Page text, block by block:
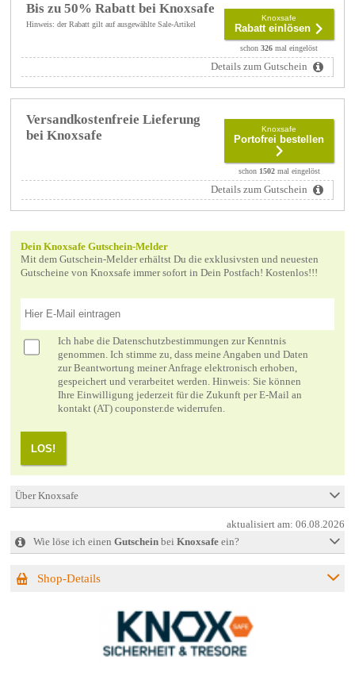
Bis zu 50% Rabatt bei Knoxsafe
Hinweis: der Rabatt gilt auf ausgewählte Sale-Artikel
Knoxsafe
Rabatt einlösen
schon326 mal eingelöst
Details zum Gutschein
Versandkostenfreie Lieferung
bei Knoxsafe
Knoxsafe
Portofrei bestellen
schon 1502mal eingelöst
Details zum Gutschein
Dein Knoxsafe Gutschein-Melder
Mit dem Gutschein-Melder erhältst Du die exklusivsten und neuesten
Gutscheine von Knoxsafe immer sofort in Dein Postfach! Kostenlos!!!
Ich habe die Datenschutzbestimmungen zur Kenntnis
genommen. Ich stimme zu, dass meine Angaben und Daten
zur Beantwortung meiner Anfrage elektronisch erhoben,
gespeichert und verarbeitet werden. Hinweis: Sie können
Ihre Einwilligung jederzeit für die Zukunft per E-Mail an
kontakt (AT) couponster.de widerrufen.
LOS!
Über Knoxsafe
aktualisiert am:06.08.2026
Wie löse ich einen Gutscheinbei Knoxsafeein?
Shop-Details